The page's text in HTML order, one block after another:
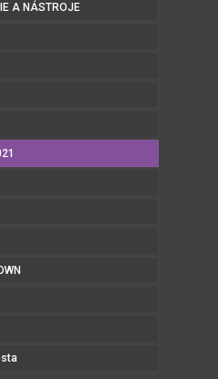
A NÁSTROJE